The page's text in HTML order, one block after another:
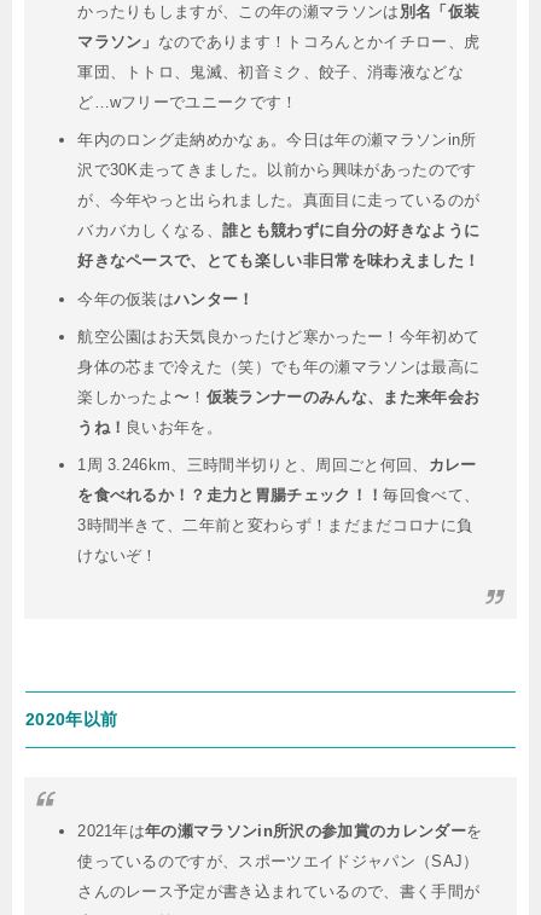
かったりもしますが、この年の瀬マラソンは 別名「仮装
マラソン」 なのであります！トコろんとかイチロー、虎
軍団、トトロ、鬼滅、初音ミク、餃子、消毒液などな
ど…wフリーでユニークです！
年内のロング走納めかなぁ。今日は年の瀬マラソンin所
沢で30K走ってきました。以前から興味があったのです
が、今年やっと出られました。真面目に走っているのが
バカバカしくなる、誰とも競わずに自分の好きなように
好きなペースで、とても楽しい非日常を味わえました！
今年の仮装はハンター！
航空公園はお天気良かったけど寒かったー！今年初めて
身体の芯まで冷えた（笑）でも年の瀬マラソンは最高に
楽しかったよ〜！ 仮装ランナーのみんな、また来年会お
うね！ 良いお年を。
1周 3.246km、三時間半切りと、周回ごと何回、 カレー
を食べれるか！？走力と胃腸チェック！！毎回食べて、
3時間半きて、二年前と変わらず！まだまだコロナに負
けないぞ！
2020年以前
2021年は年の瀬マラソンin所沢の参加賞のカレンダーを
使っているのですが、スポーツエイドジャパン（SAJ）
さんのレース予定が書き込まれているので、書く手間が